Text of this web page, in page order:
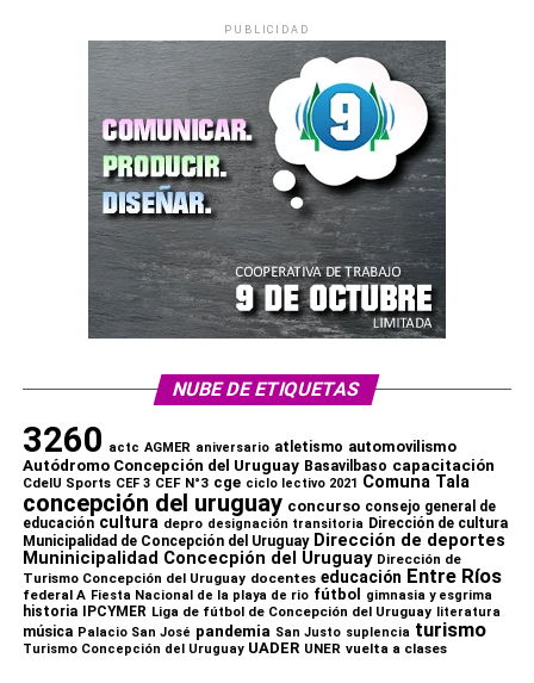
Comparte esto:
Facebook WhatsApp
Comparte esto:
X Facebook WhatsApp Imprimir
PUBLICIDAD
NUBE DE ETIQUETAS
3260 actc AGMER aniversario atletismo automovilismo
Autódromo Concepción del Uruguay Basavilbaso capacitación
CdelU Sports CEF 3 CEF N°3 cge ciclo lectivo 2021 Comuna Tala
concepción del uruguay concurso consejo general de
educación cultura depro designación transitoria Dirección de cultura
Municipalidad de Concepción del Uruguay Dirección de deportes
Muninicipalidad Concecpión del Uruguay Dirección de
Turismo Concepción del Uruguay docentes educación Entre Ríos
federal A Fiesta Nacional de la playa de rio fútbol gimnasia y esgrima
historia IPCYMER Liga de fútbol de Concepción del Uruguay literatura
música Palacio San José pandemia San Justo suplencia turismo
Turismo Concepción del Uruguay UADER UNER vuelta a clases